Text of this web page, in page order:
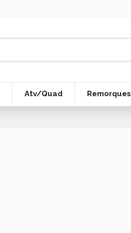
Atv/Quad Remorques